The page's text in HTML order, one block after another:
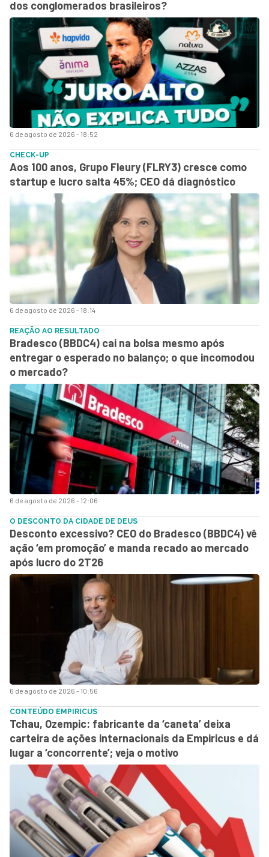
6 de agosto de 2026 - 18:52
dos conglomerados brasileiros?
6 de agosto de 2026 - 18:14
CHECK-UP
Aos 100 anos, Grupo Fleury (FLRY3) cresce como
startup e lucro salta 45%; CEO dá diagnóstico
6 de agosto de 2026 - 12:06
REAÇÃO AO RESULTADO
Bradesco (BBDC4) cai na bolsa mesmo após
entregar o esperado no balanço; o que incomodou
o mercado?
6 de agosto de 2026 - 10:56
O DESCONTO DA CIDADE DE DEUS
Desconto excessivo? CEO do Bradesco (BBDC4) vê
ação ‘em promoção’ e manda recado ao mercado
após lucro do 2T26
CONTEÚDO EMPIRICUS
Tchau, Ozempic: fabricante da ‘caneta’ deixa
carteira de ações internacionais da Empiricus e dá
lugar a ‘concorrente’; veja o motivo